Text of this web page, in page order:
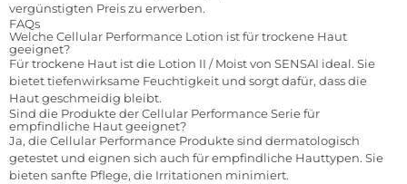
vergünstigten Preis zu erwerben.
FAQs
Welche Cellular Performance Lotion ist für trockene Haut
geeignet?
Für trockene Haut ist die Lotion II / Moist von SENSAI ideal. Sie
bietet tiefenwirksame Feuchtigkeit und sorgt dafür, dass die
Haut geschmeidig bleibt.
Sind die Produkte der Cellular Performance Serie für
empfindliche Haut geeignet?
Ja, die Cellular Performance Produkte sind dermatologisch
getestet und eignen sich auch für empfindliche Hauttypen. Sie
bieten sanfte Pflege, die Irritationen minimiert.